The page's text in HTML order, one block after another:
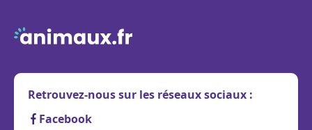
Retrouvez-nous sur les réseaux sociaux :
Facebook